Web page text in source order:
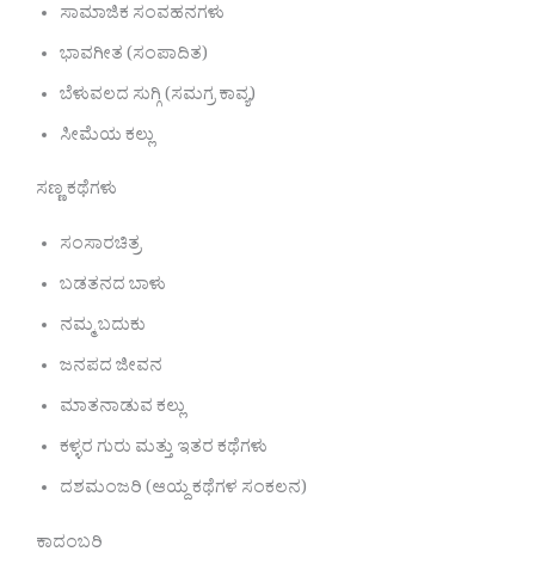
ಸಾಮಾಜಿಕ ಸಂವಹನಗಳು
ಭಾವಗೀತ (ಸಂಪಾದಿತ)
ಬೆಳುವಲದ ಸುಗ್ಗಿ (ಸಮಗ್ರ ಕಾವ್ಯ)
ಸೀಮೆಯ ಕಲ್ಲು
ಸಣ್ಣ ಕಥೆಗಳು
ಸಂಸಾರಚಿತ್ರ
ಬಡತನದ ಬಾಳು
ನಮ್ಮ ಬದುಕು
ಜನಪದ ಜೀವನ
ಮಾತನಾಡುವ ಕಲ್ಲು
ಕಳ್ಳರ ಗುರು ಮತ್ತು ಇತರ ಕಥೆಗಳು
ದಶಮಂಜರಿ (ಆಯ್ದ ಕಥೆಗಳ ಸಂಕಲನ)
ಕಾದಂಬರಿ